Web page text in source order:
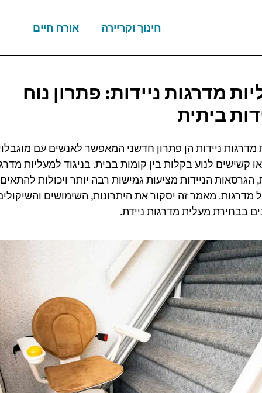
אורח חיים חינוך וקריירה
מדרגות ניידות: פתרון נוח
ביתית
מדרגות ניידות הן פתרון חדשני המאפשר לאנשים עם
קשישים לנוע בקלות בין קומות בבית. בניגוד למעליות
הגרסאות הניידות מציעות גמישות רבה יותר ויכולות להתאים
מדרגות. מאמר זה יסקור את היתרונות, השימושים
בבחירת מעלית מדרגות ניידת.